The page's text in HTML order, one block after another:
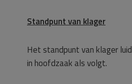
Standpunt van klager
Het standpunt van klager
in hoofdzaak als volgt.